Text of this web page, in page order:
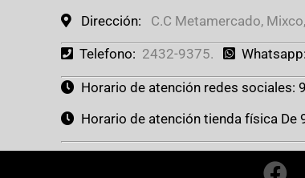
Dirección: C.C Metamercado,
Telefono: 2432-9375. Whatsapp:
Horario de atención redes sociales:
Horario de atención tienda física De